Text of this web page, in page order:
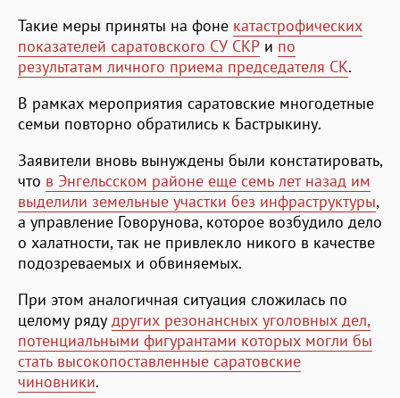
Такие меры приняты на фоне катастрофических
показателей саратовского СУ СКР и по
результатам личного приема председателя СК.
В рамках мероприятия саратовские многодетные
семьи повторно обратились к Бастрыкину.
Заявители вновь вынуждены были констатировать,
что в Энгельсском районе еще семь лет назад им
выделили земельные участки без инфраструктуры,
а управление Говорунова, которое возбудило дело
о халатности, так не привлекло никого в качестве
подозреваемых и обвиняемых.
При этом аналогичная ситуация сложилась по
целому ряду других резонансных уголовных дел,
потенциальными фигурантами которых могли бы
стать высокопоставленные саратовские
чиновники.